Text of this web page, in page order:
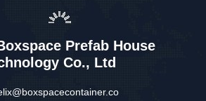
Prefab House
Co., Ltd